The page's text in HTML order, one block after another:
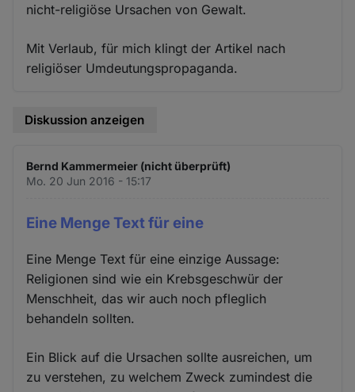
nicht-religiöse Ursachen von Gewalt.
Mit Verlaub, für mich klingt der Artikel nach
religiöser Umdeutungspropaganda.
Diskussion anzeigen
Bernd Kammermeier (nicht überprüft)
Mo. 20 Jun 2016 - 15:17
Eine Menge Text für eine
Eine Menge Text für eine einzige Aussage:
Religionen sind wie ein Krebsgeschwür der
Menschheit, das wir auch noch pfleglich
behandeln sollten.
Ein Blick auf die Ursachen sollte ausreichen, um
zu verstehen, zu welchem Zweck zumindest die